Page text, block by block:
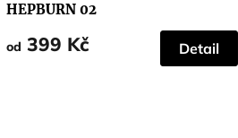
HEPBURN 02
od 399 Kč Detail